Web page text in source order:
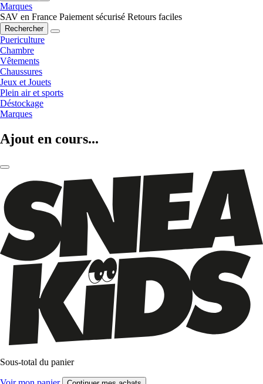
Marques
SAV en France Paiement sécurisé Retours faciles
Rechercher
Puericulture
Chambre
Vêtements
Chaussures
Jeux et Jouets
Plein air et sports
Déstockage
Marques
Ajout en cours...
Sous-total du panier